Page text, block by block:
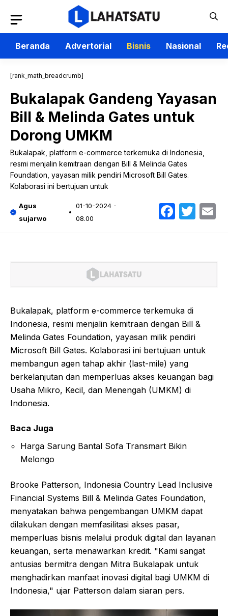
isi
Beranda
Advertorial Bisnis Nasional
[rank_math_breadcrumb]
Bukalapak Gandeng Yayasan
Bill & Melinda Gates untuk
Dorong UMKM
Bukalapak, platform e-commerce terkemuka di Indonesia,
resmi menjalin kemitraan dengan Bill & Melinda Gates
Foundation, yayasan milik pendiri Microsoft Bill Gates.
Kolaborasi ini bertujuan untuk
Agus
sujarwo
01-10-2024 -
08.00
Bukalapak, platform e-commerce terkemuka di
Indonesia, resmi menjalin kemitraan dengan Bill &
Melinda Gates Foundation, yayasan milik pendiri
Microsoft Bill Gates. Kolaborasi ini bertujuan untuk
membangun agen tahap akhir (last-mile) yang
berkelanjutan dan memperluas akses keuangan bagi
Usaha Mikro, Kecil, dan Menengah (UMKM) di
Indonesia.
Baca Juga
Harga Sarung Bantal Sofa Transmart Bikin
Melongo
Brooke Patterson, Indonesia Country Lead Inclusive
Financial Systems Bill & Melinda Gates Foundation,
menyatakan bahwa pengembangan UMKM dapat
dilakukan dengan memfasilitasi akses pasar,
memperluas bisnis melalui produk digital dan layanan
keuangan, serta menawarkan kredit. "Kami sangat
antusias bermitra dengan Mitra Bukalapak untuk
menghadirkan manfaat inovasi digital bagi UMKM di
Indonesia," ujar Patterson dalam siaran pers.